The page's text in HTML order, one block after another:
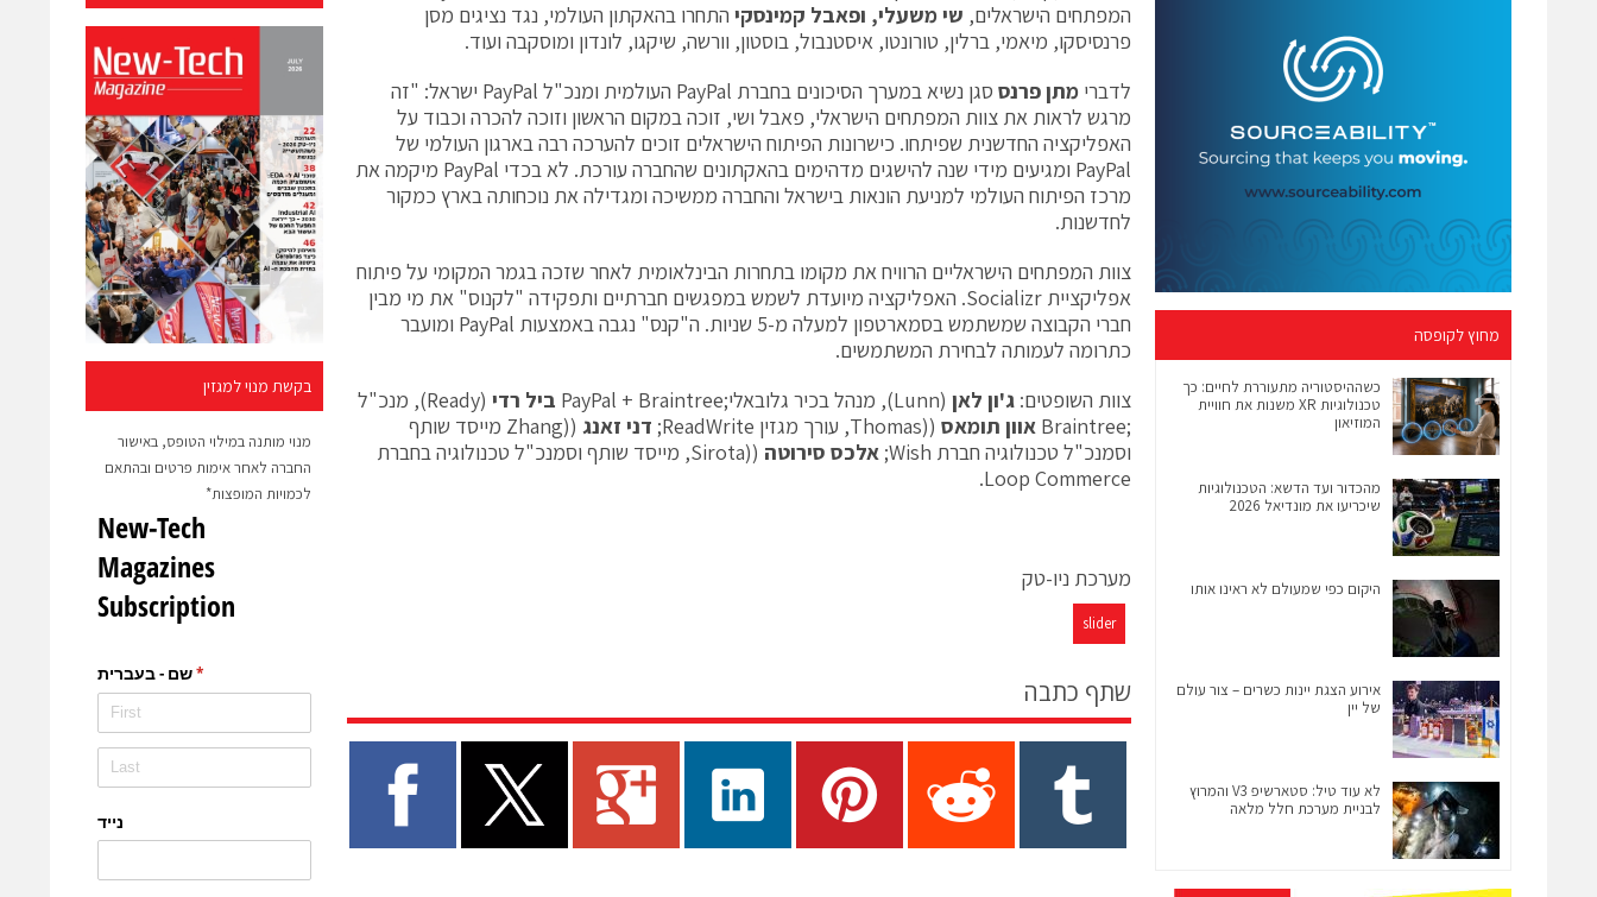
בקשת מנוי למגזין
מנוי מותנה במילוי הטופס, באישור
החברה לאחר אימות פרטים ובהתאם
לכמויות המופצות*
המפתחים הישראלים, שי משעלי, ופאבל קמינסקי התחרו בהאקתון העולמי, נגד נציגים מסן
פרנסיסקו, מיאמי, ברלין, טורונטו, איסטנבול, בוסטון, וורשה, שיקגו, לונדון ומוסקבה ועוד.
לדברי מתן פרנס
סגן נשיא במערך הסיכונים בחברת PayPal העולמית ומנכ"ל PayPal ישראל: "זה
מרגש לראות את צוות המפתחים הישראלי, פאבל ושי, זוכה במקום הראשון וזוכה להכרה וכבוד על
האפליקציה החדשנית שפיתחו. כישרונות הפיתוח הישראלים זוכים להערכה רבה בארגון העולמי של
PayPal ומגיעים מידי שנה להישגים מדהימים בהאקתונים שהחברה עורכת. לא בכדי PayPal מיקמה את
מרכז הפיתוח העולמי למניעת הונאות בישראל והחברה ממשיכה ומגדילה את נוכחותה בארץ כמקור
לחדשנות.
צוות המפתחים הישראליים הרוויח את מקומו בתחרות הבינלאומית לאחר שזכה בגמר המקומי על פיתוח
אפליקציית Socializr. האפליקציה מיועדת לשמש במפגשים חברתיים ותפקידה "לקנוס" את מי מבין
חברי הקבוצה שמשתמש בסמארטפון למעלה מ-5 שניות. ה"קנס" נגבה באמצעות PayPal ומועבר
כתרומה לעמותה לבחירת המשתמשים.
צוות השופטים: ג'ון לאן (Lunn), מנהל בכיר גלובאלי;PayPal + Braintree ביל רדי
(Ready), מנכ"ל
;Braintree
אוון תומאס ((Thomas, עורך מגזין ReadWrite; דני זאנג
((Zhang מייסד שותף
וסמנכ"ל טכנולוגיה חברת Wish;
אלכס סירוטה
((Sirota, מייסד שותף וסמנכ"ל טכנולוגיה בחברת
Loop Commerce.
מערכת ניו-טק
slider
שתף כתבה
מחוץ לקופסה
כשההיסטוריה מתעוררת לחיים: כך
טכנולוגיות XR משנות את חוויית
המוזיאון
מהכדור ועד הדשא: הטכנולוגיות
שיכריעו את מונדיאל 2026
היקום כפי שמעולם לא ראינו אותו
אירוע הצגת יינות כשרים – צור עולם
של יין
לא עוד טיל: סטארשיפ V3 והמרוץ
לבניית מערכת חלל מלאה